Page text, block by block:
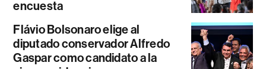
encuesta
Flávio Bolsonaro elige al
diputado conservador Alfredo
Gaspar como candidato a la